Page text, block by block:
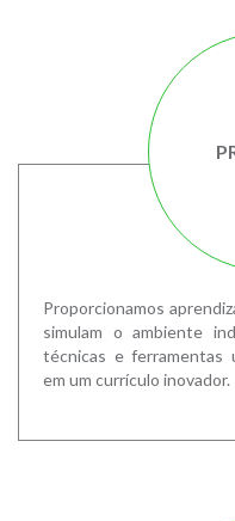
Proporcionamos
simulam o ambiente
técnicas e ferramentas
em um currículo inovador.